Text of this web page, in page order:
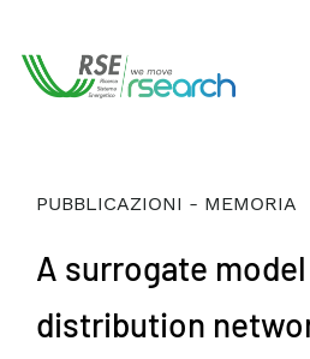
PUBBLICAZIONI - MEMORIA
A surrogate
distribution